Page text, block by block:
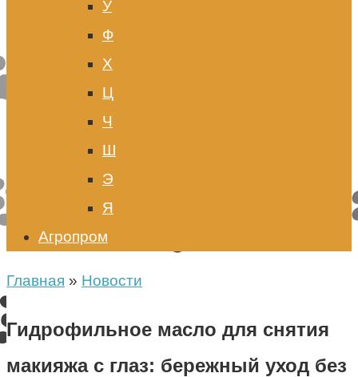
У
Ф
Х
Ц
Ч
Ш
Э
Я
Агропром
Главная » Новости
Гидрофильное масло для снятия
макияжа с глаз: бережный уход без